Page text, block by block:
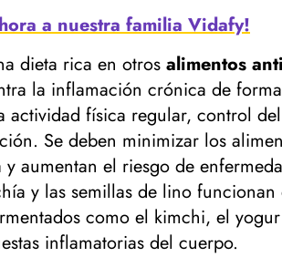
a nuestra familia Vidafy!
dieta rica en otrosalimentos
la inflamación crónica de
física regular, control
Se deben minimizar los
aumentan el riesgo de
y las semillas de lino
como el kimchi, el
inflamatorias del cuerpo.